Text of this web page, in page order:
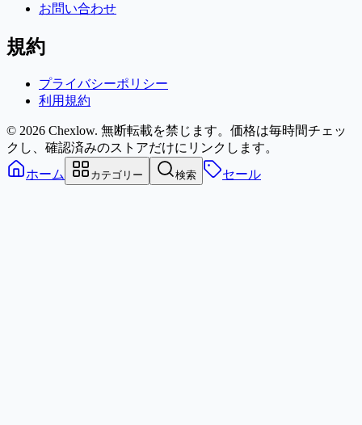
お問い合わせ
規約
プライバシーポリシー
利用規約
© 2026 Chexlow. 無断転載を禁じます。 価格は毎時間チェッ
クし、確認済みのストアだけにリンクします。
ホーム
カテゴリー 検索 セール